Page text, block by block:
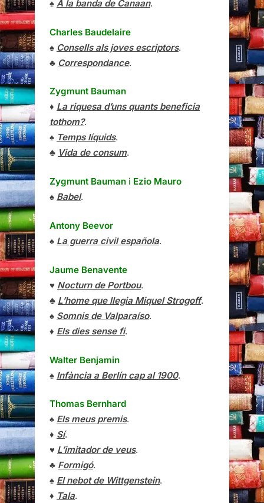
♠ A la banda de Canaan.
Charles Baudelaire
♠ Consells als joves escriptors.
♣ Correspondance.
Zygmunt Bauman
♦ La riquesa d’uns quants beneficia
tothom?.
♠ Temps líquids.
♣ Vida de consum.
Zygmunt Bauman i Ezio Mauro
♠ Babel.
Antony Beevor
♠ La guerra civil española.
Jaume Benavente
♥ Nocturn de Portbou.
♣ L’home que llegia Miquel Strogoff.
♠ Somnis de Valparaíso.
♦ Els dies sense fi.
Walter Benjamin
♠ Infància a Berlín cap al 1900.
Thomas Bernhard
♠ Els meus premis.
♦ Sí.
♥ L’imitador de veus.
♣ Formigó.
♠ El nebot de Wittgenstein.
♦ Tala.